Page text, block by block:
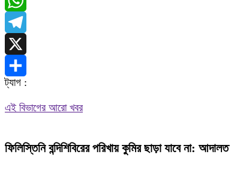
WhatsApp
Telegram
X
Share
ট্যাগ :
এই বিভাগের আরো খবর
ফিলিস্তিনি বন্দিশিবিরের পরিখায় কুমির ছাড়া যাবে না: আদালত